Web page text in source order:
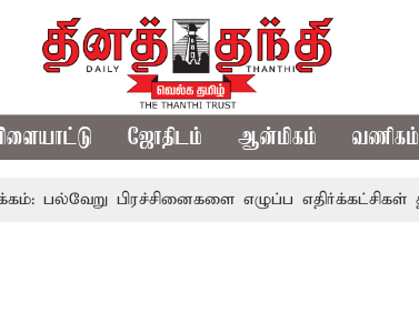
ஜோதிடம் ஆன்மிகம் வணிகம்
பிரச்சினைகளை எழுப்ப எதிர்க்கட்சிகள் திட்டம்